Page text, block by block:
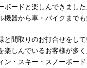
ボードと楽しんできまし
機器から車・バイクまでも
と間取りのお打合せをし
楽しんでいるお客様が多く
ン・スキー・スノーボー